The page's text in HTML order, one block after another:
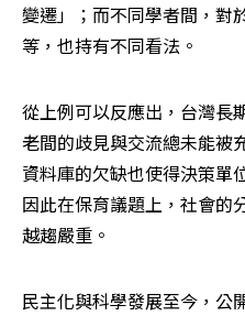
變遷」；而不同學者間，對
等，也持有不同看法。
從上例可以反應出，台灣長
老間的歧見與交流總未能被
資料庫的欠缺也使得決策單
因此在保育議題上，社會的
越趨嚴重。
民主化與科學發展至今，公